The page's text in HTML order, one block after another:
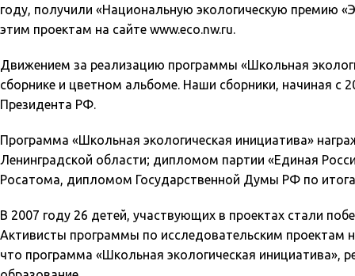
году, получили «Национальную экологическую премию
этим проектам на сайте www.eco.nw.ru.
Движением за реализацию программы «Школьная
сборнике и цветном альбоме. Наши сборники, начиная с
Президента РФ.
Программа «Школьная экологическая инициатива»
Ленинградской области; дипломом партии «Единая
Росатома, дипломом Государственной Думы РФ по
В 2007 году 26 детей, участвующих в проектах стали
Активисты программы по исследовательским
что программа «Школьная экологическая инициатива»,